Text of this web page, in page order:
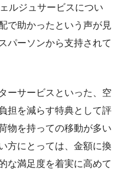
ルジュサービスについ
で助かったという声が見
パーソンから支持されて
ーサービスといった、空
担を減らす特典として評
物を持っての移動が多い
方にとっては、金額に換
な満足度を着実に高めて